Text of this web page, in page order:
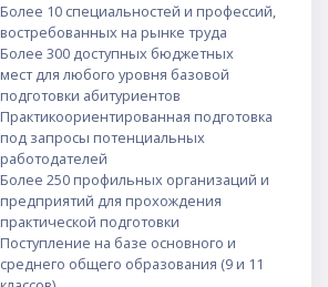
Более 10 специальностей и профессий,
востребованных на рынке труда
Более 300 доступных бюджетных
местдля любого уровня базовой
подготовки абитуриентов
Практикоориентированная подготовка
под запросы потенциальных
работодателей
Более 250 профильных организаций и
предприятий для прохождения
практической подготовки
Поступление на базе основного и
среднего общего образования (9 и 11